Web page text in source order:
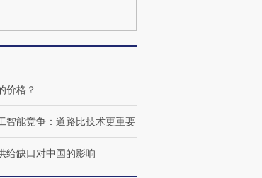
价格？
智能竞争：道路比技术更重要
给缺口对中国的影响